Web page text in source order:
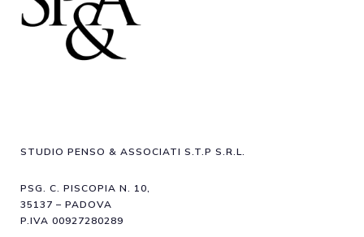
STUDIO PENSO & ASSOCIATI S.T.P S.R.L.
PSG. C. PISCOPIA N. 10,
35137 – PADOVA
P.IVA 00927280289